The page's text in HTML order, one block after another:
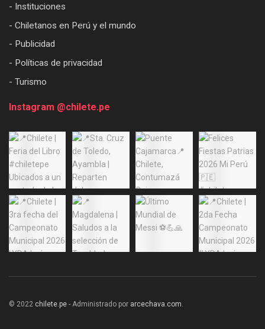
- Instituciones
- Chiletanos en Perú y el mundo
- Publicidad
- Políticas de privacidad
- Turismo
Instagram @chilete.pe
© 2022 chilete.pe - Administrado por arcechava.com.